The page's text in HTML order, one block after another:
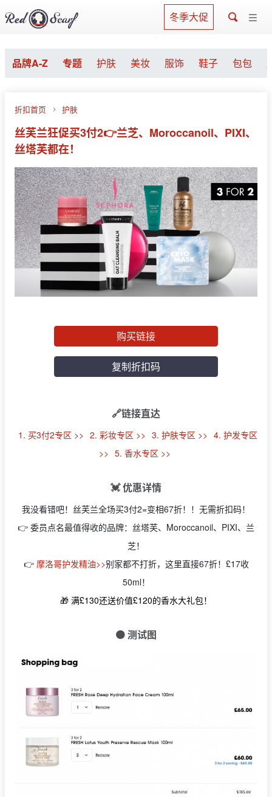
冬季大促
品牌A-Z 专题 护肤 美妆 服饰 鞋子 包包
折扣首页 护肤
丝芙兰狂促买3付2👉兰芝、Moroccanoil、PIXI、
丝塔芙都在！
购买链接
复制折扣码
🔗链接直达
1. 买3付2专区 >> 2. 彩妆专区 >> 3. 护肤专区 >> 4. 护发专区
>> 5. 香水专区 >>
💓 优惠详情
我没看错吧！丝芙兰全场买3付2=变相67折！！无需折扣码！
👉 委员点名最值得收的品牌：丝塔芙、Moroccanoil、PIXI、兰
芝！
👉 摩洛哥护发精油>>别家都不打折，这里直接67折！£17收
50ml！
🎁 满£130还送价值£120的香水大礼包！
🟠 测试图